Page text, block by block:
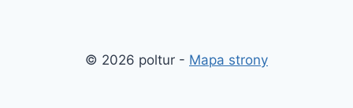
© 2026 poltur - Mapa strony